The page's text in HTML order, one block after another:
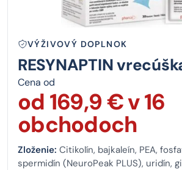
VÝŽIVOVÝ DOPLNOK
RESYNAPTIN
Cena od
od 169,9 € v 16
obchodoch
Zloženie: Citikolín, bajkaleín, PEA,
spermidín (NeuroPeak PLUS), uridín,